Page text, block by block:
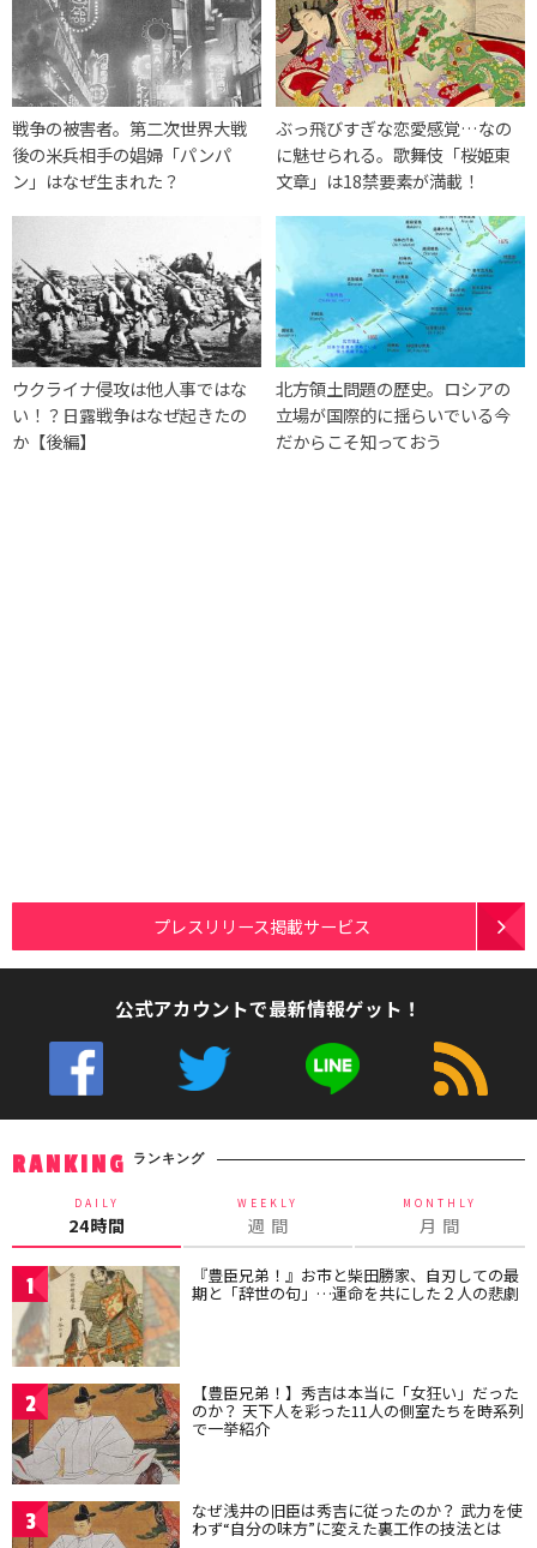
戦争の被害者。第二次世界大戦
後の米兵相手の娼婦「パンパ
ン」はなぜ生まれた？
ぶっ飛びすぎな恋愛感覚…なの
に魅せられる。歌舞伎「桜姫東
文章」は18禁要素が満載！
ウクライナ侵攻は他人事ではな
い！？日露戦争はなぜ起きたの
か【後編】
北方領土問題の歴史。ロシアの
立場が国際的に揺らいでいる今
だからこそ知っておう
プレスリリース掲載サービス
公式アカウントで最新情報ゲット！
RANKING ランキング
DAILY
24時間
WEEKLY
週 間
MONTHLY
月 間
1 『豊臣兄弟！』お市と柴田勝家、自刃しての最
期と「辞世の句」…運命を共にした２人の悲劇
2 【豊臣兄弟！】秀吉は本当に「女狂い」だった
のか？ 天下人を彩った11人の側室たちを時系列
で一挙紹介
3 なぜ浅井の旧臣は秀吉に従ったのか？ 武力を使
わず“自分の味方”に変えた裏工作の技法とは